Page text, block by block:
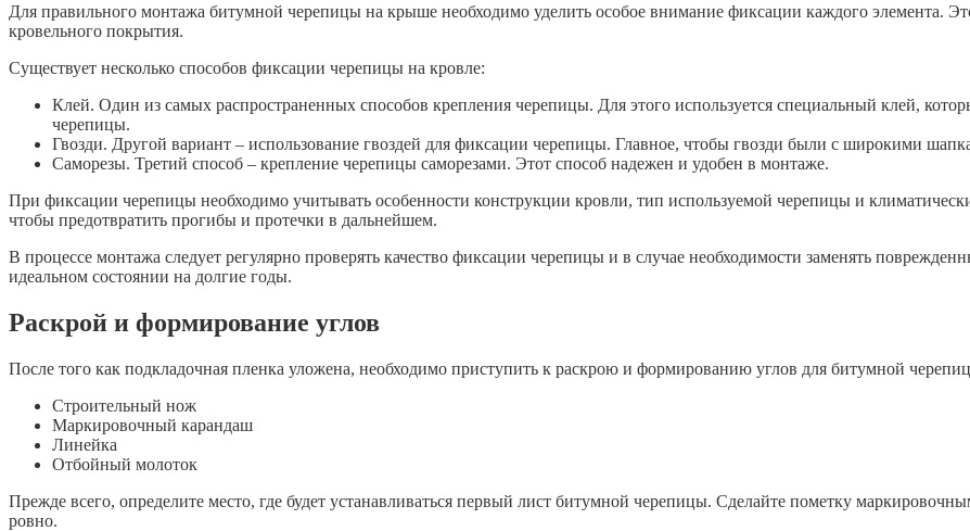
Для правильного монтажа битумной черепицы на крыше необходимо уделить особое внимание фиксации каждого элемента.
кровельного покрытия.
Существует несколько способов фиксации черепицы на кровле:
Клей. Один из самых распространенных способов крепления черепицы. Для этого используется специальный клей,
черепицы.
Гвозди. Другой вариант – использование гвоздей для фиксации черепицы. Главное, чтобы гвозди были с широкими
Саморезы. Третий способ – крепление черепицы саморезами. Этот способ надежен и удобен в монтаже.
При фиксации черепицы необходимо учитывать особенности конструкции кровли, тип используемой черепицы и
чтобы предотвратить прогибы и протечки в дальнейшем.
В процессе монтажа следует регулярно проверять качество фиксации черепицы и в случае необходимости заменять
идеальном состоянии на долгие годы.
Раскрой и формирование углов
После того как подкладочная пленка уложена, необходимо приступить к раскрою и формированию углов для битумной
Строительный нож
Маркировочный карандаш
Линейка
Отбойный молоток
Прежде всего, определите место, где будет устанавливаться первый лист битумной черепицы. Сделайте пометку
ровно.